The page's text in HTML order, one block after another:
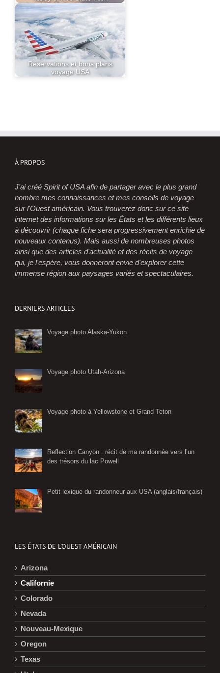
Réservations et bons plans
voyage USA
À PROPOS
J'ai créé Spirit of USA afin de partager avec le plus grand
nombre mes connaissances et mes conseils de voyage
sur l'Ouest américain. Vous trouverez donc sur ce site
internet des informations sur les États et les différents lieux
à découvrir (chaque fiche sera progressivement enrichie de
nouveaux contenus). Mais aussi de nombreuses photos
ainsi que des articles d'actualité et des récits de voyage
qui, je l'espère, vous donneront envie d'explorer cette
immense région aux paysages variés et spectaculaires.
DERNIERS ARTICLES
Voyage photo Alaska-Yukon
Voyage photo Utah-Arizona
Voyage photo à Yellowstone et Grand Teton
Reflection Canyon : récit de ma randonnée vers l’un
des trésors du lac Powell
Petit lexique du randonneur aux USA (anglais/français)
LES ÉTATS DE L’OUEST AMÉRICAIN
Arizona
Californie
Colorado
Nevada
Nouveau-Mexique
Oregon
Texas